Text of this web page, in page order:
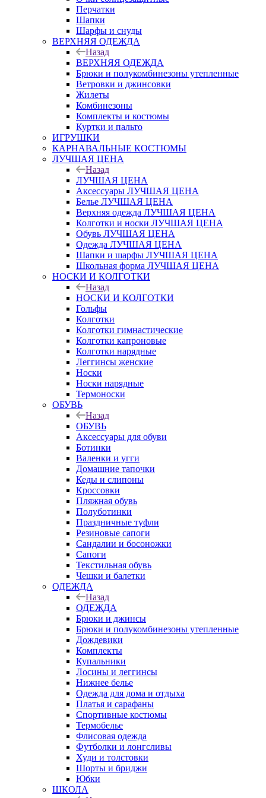
Перчатки
Шапки
Шарфы и снуды
ВЕРХНЯЯ ОДЕЖДА
Назад
ВЕРХНЯЯ ОДЕЖДА
Брюки и полукомбинезоны утепленные
Ветровки и джинсовки
Жилеты
Комбинезоны
Комплекты и костюмы
Куртки и пальто
ИГРУШКИ
КАРНАВАЛЬНЫЕ КОСТЮМЫ
ЛУЧШАЯ ЦЕНА
Назад
ЛУЧШАЯ ЦЕНА
Аксессуары ЛУЧШАЯ ЦЕНА
Белье ЛУЧШАЯ ЦЕНА
Верхняя одежда ЛУЧШАЯ ЦЕНА
Колготки и носки ЛУЧШАЯ ЦЕНА
Обувь ЛУЧШАЯ ЦЕНА
Одежда ЛУЧШАЯ ЦЕНА
Шапки и шарфы ЛУЧШАЯ ЦЕНА
Школьная форма ЛУЧШАЯ ЦЕНА
НОСКИ И КОЛГОТКИ
Назад
НОСКИ И КОЛГОТКИ
Гольфы
Колготки
Колготки гимнастические
Колготки капроновые
Колготки нарядные
Леггинсы женские
Носки
Носки нарядные
Термоноски
ОБУВЬ
Назад
ОБУВЬ
Аксессуары для обуви
Ботинки
Валенки и угги
Домашние тапочки
Кеды и слипоны
Кроссовки
Пляжная обувь
Полуботинки
Праздничные туфли
Резиновые сапоги
Сандалии и босоножки
Сапоги
Текстильная обувь
Чешки и балетки
ОДЕЖДА
Назад
ОДЕЖДА
Брюки и джинсы
Брюки и полукомбинезоны утепленные
Дождевики
Комплекты
Купальники
Лосины и леггинсы
Нижнее белье
Одежда для дома и отдыха
Платья и сарафаны
Спортивные костюмы
Термобелье
Флисовая одежда
Футболки и лонгсливы
Худи и толстовки
Шорты и бриджи
Юбки
ШКОЛА